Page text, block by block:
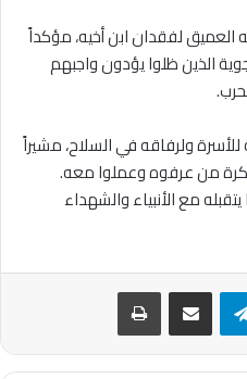
لفقدان ابن أخيه، مؤكداً
الذين ظلوا يؤدون واجبهم
ولرفاقه في السلاح، مشيراً
من عرفوه وعملوا معه.
مع الأنبياء والشهداء
تيلقرام مشاركة عبر البريد طباعة